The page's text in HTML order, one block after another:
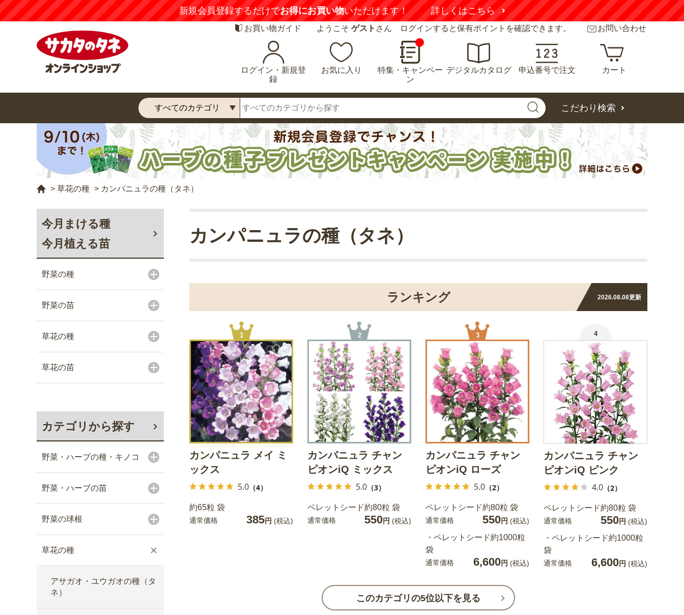
新規会員登録するだけでお得にお買い物いただけます！ 詳しくはこちら
お買い物ガイド ようこそ ゲスト さん ログインすると保有ポイントを確認できます。 お問い合わせ
ログイン・新規登
録
お気に入り
特集・キャンペー
ン
デジタルカタログ 申込番号で注文 カート
こだわり検索
> 草花の種 > カンパニュラの種（タネ）
今月まける種
今月植える苗
野菜の種
野菜の苗
草花の種
草花の苗
カテゴリから探す
野菜・ハーブの種・キノコ
野菜・ハーブの苗
野菜の球根
草花の種
アサガオ・ユウガオの種（タ
ネ）
カンパニュラの種（タネ）
ランキング 2026.08.08更新
1
カンパニュラ メイ ミ
ックス
5.0 （4）
約65粒 袋
通常価格 385円 (税込)
2
カンパニュラ チャン
ピオンiQ ミックス
5.0 （3）
ペレットシード約80粒 袋
通常価格 550円 (税込)
3
カンパニュラ チャン
ピオンiQ ローズ
5.0 （2）
ペレットシード約80粒 袋
通常価格 550円 (税込)
・ペレットシード約1000粒
袋
通常価格 6,600円 (税込)
4
カンパニュラ チャン
ピオンiQ ピンク
4.0 （2）
ペレットシード約80粒 袋
通常価格 550円 (税込)
・ペレットシード約1000粒
袋
通常価格 6,600円 (税込)
このカテゴリの5位以下を見る